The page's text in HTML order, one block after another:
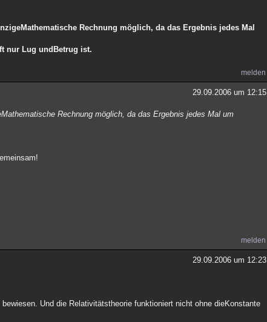
Rechnung möglich, da das Ergebnis jedes Mal
nur Lug undBetrug ist.
melden
29.09.2006 um 12:15
Rechnung möglich, da das Ergebnis jedes Mal um
melden
29.09.2006 um 12:23
Und die Relativitätstheorie funktioniert nicht ohne dieKonstante